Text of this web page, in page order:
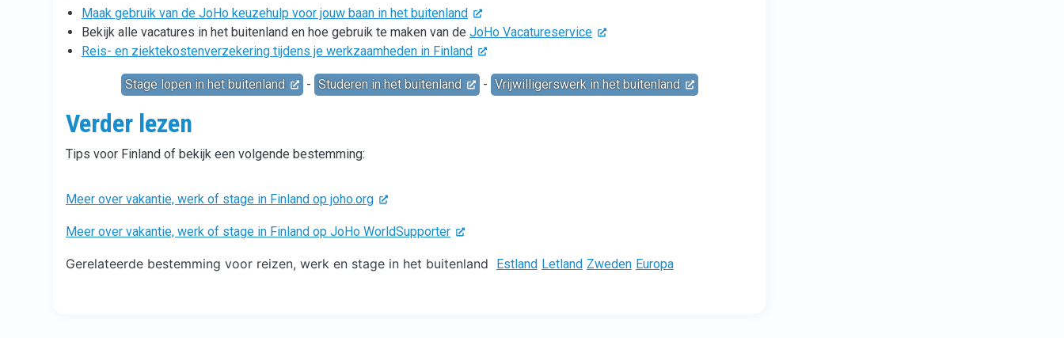
Maak gebruik van de JoHo keuzehulp voor jouw baan in het buitenland
Bekijk alle vacatures in het buitenland en hoe gebruik te maken van de JoHo Vacatureservice
Reis- en ziektekostenverzekering tijdens je werkzaamheden in Finland
Stage lopen in het buitenland - Studeren in het buitenland - Vrijwilligerswerk in het buitenland
Verder lezen
Tips voor Finland of bekijk een volgende bestemming:
Meer over vakantie, werk of stage in Finland op joho.org
Meer over vakantie, werk of stage in Finland op JoHo WorldSupporter
Gerelateerde bestemming voor reizen, werk en stage in het buitenland Estland Letland Zweden Europa